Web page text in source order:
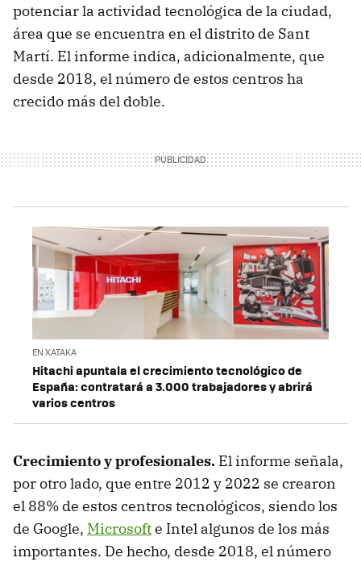
potenciar la actividad tecnológica de la ciudad,
área que se encuentra en el distrito de Sant
Martí. El informe indica, adicionalmente, que
desde 2018, el número de estos centros ha
crecido más del doble.
EN XATAKA
Hitachi apuntala el crecimiento tecnológico de
España: contratará a 3.000 trabajadores y abrirá
varios centros
Crecimiento y profesionales. El informe señala,
por otro lado, que entre 2012 y 2022 se crearon
el 88% de estos centros tecnológicos, siendo los
de Google, Microsofte Intel algunos de los más
importantes. De hecho, desde 2018, el número